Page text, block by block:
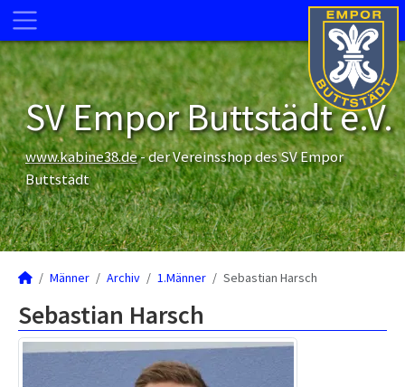
SV Empor Buttstädt e.V.
www.kabine38.de- der Vereinsshop des SV Empor
Buttstädt
Männer Archiv 1.Männer Sebastian Harsch
Sebastian Harsch